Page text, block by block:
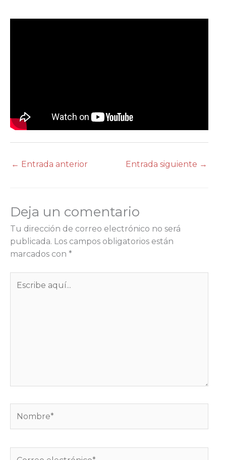
← Entrada anterior Entrada siguiente →
Deja un comentario
Tu dirección de correo electrónico no será
publicada. Los campos obligatorios están
marcados con *
aquí...